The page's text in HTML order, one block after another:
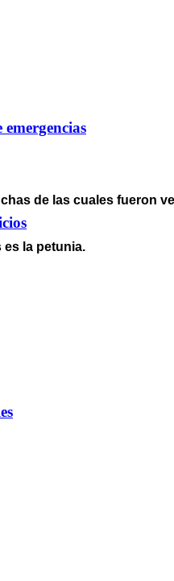
de las cuales fueron
la petunia.